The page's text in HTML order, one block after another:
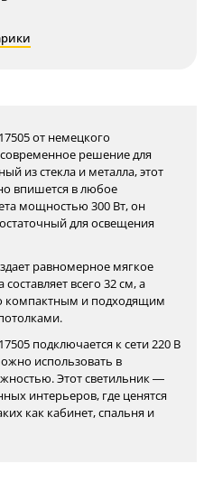
от немецкого
решение для
из стекла и металла, этот
впишется в любое
мощностью 300 Вт, он
для освещения
равномерное мягкое
всего 32 см, а
компактным и подходящим
подключается к сети 220 В
использовать в
Этот светильник —
интерьеров, где ценятся
как кабинет, спальня и